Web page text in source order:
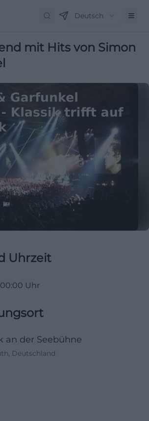
Deutsch
mit Hits von Simon
Uhrzeit
00:00 Uhr
an der Seebühne
Deutschland